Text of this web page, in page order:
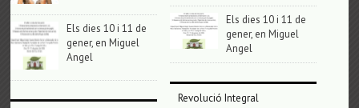
Els dies 10 i 11 de
gener, en Miguel
Angel
Els dies 10 i 11 de
gener, en Miguel
Angel
Revolució Integral